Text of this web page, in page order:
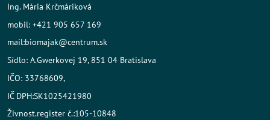
Ing. Mária Krčmáriková
mobil: +421 905 657 169
mail:biomajak@centrum.sk
Sídlo: A.Gwerkovej 19, 851 04 Bratislava
IČO: 33768609,
IČ DPH:SK1025421980
Živnost.register č.:105-10848